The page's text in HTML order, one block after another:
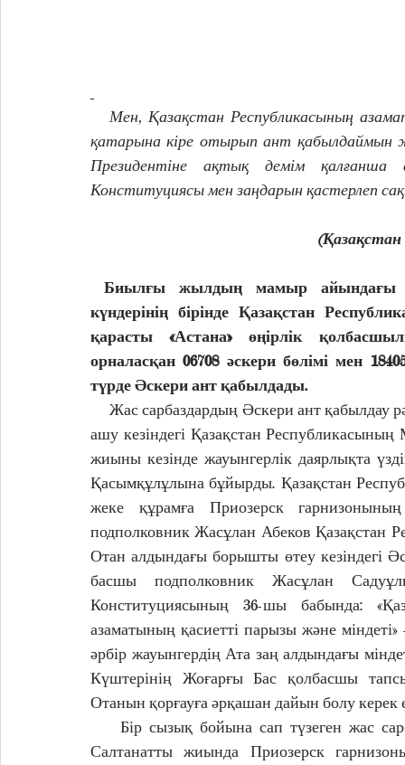
қатарына кіре отырып ант қабылдаймын
Президентіне ақтық демім қалғанша
Конституциясы мен заңдарын қастерлеп
(Қазақстан
Биылғы жылдың мамыр айындағы
күндерінің бірінде Қазақстан
қарасты «Астана» өңірлік
орналасқан 06708 әскери бөлімі мен
түрде Әскери ант қабылдады.
     Жас сарбаздардың Әскери ант қабылдау рәсіміне арналған салтанатты жиынның бетпердесін
ашу кезіндегі Қазақстан Республикасының
жиыны кезінде жауынгерлік даярлықта
Қасымқұлұлына бұйырды. Қазақстан
жеке құрамға Приозерск
подполковник Жасұлан Абеков Қазақстан
Отан алдындағы борышты өтеу кезіндегі
басшы подполковник Жасұлан
Конституциясының 36-шы бабында:
азаматының қасиетті парызы және
әрбір жауынгердің Ата заң алдындағы
Күштерінің Жоғарғы Бас қолбасшы
Отанын қорғауға әрқашан дайын болу керек
Салтанатты жиында Приозерск